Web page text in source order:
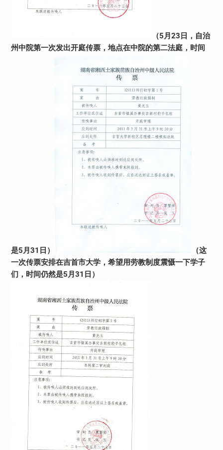
（5月23日，自治
州中院第一次发出开庭传票，地点在中院的第二法庭，时间
是5月31日）
（这
一次传票安排在吉首市大学，希望用劳教制度震慑一下学子
们，时间仍然是5月31日）